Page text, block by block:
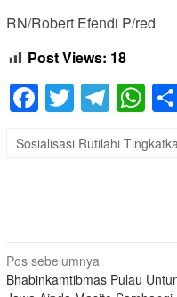
RN/Robert Efendi P/red
Post Views: 18
Facebook
Twitter
Sosialisasi Rutilahi
Navigasi
pos
Pos sebelumnya
Bhabinkamtibmas Pulau